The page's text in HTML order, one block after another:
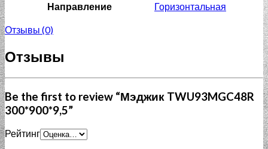
Направление Горизонтальная
Отзывы (0)
Отзывы
Be the first to review “Мэджик TWU93MGC48R
300*900*9,5”
Рейтинг